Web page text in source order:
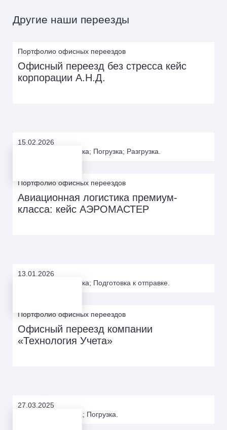
Другие наши переезды
Портфолио офисных переездов
Офисный переезд без стресса кейс
корпорации А.Н.Д.
15.02.2026
Подготовка; Упаковка; Погрузка; Разгрузка.
Портфолио офисных переездов
Авиационная логистика премиум-
класса: кейс АЭРОМАСТЕР
13.01.2026
Упаковка; Обрешетка; Подготовка к отправке.
Портфолио офисных переездов
Офисный переезд компании
«Технология Учета»
27.03.2025
Разборка; Упаковка; Погрузка.